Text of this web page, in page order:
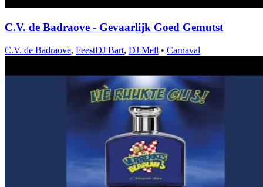
C.V. de Badraove - Gevaarlijk Goed Gemutst
C.V. de Badraove, FeestDJ Bart, DJ Mell • Carnaval